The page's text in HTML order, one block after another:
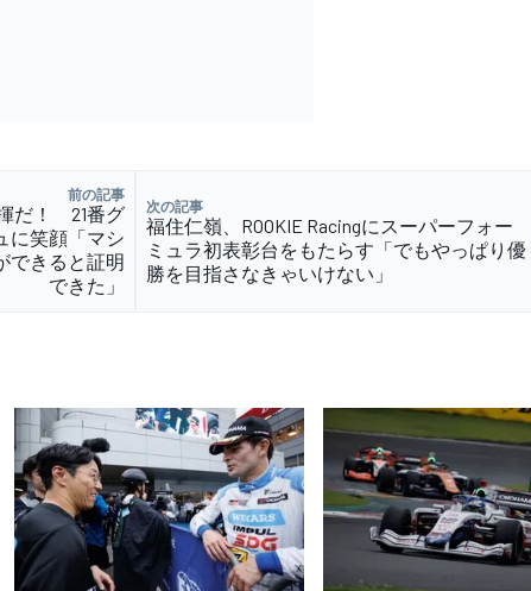
前の記事
だ！ 21番グ
に笑顔「マシ
できると証明
できた」
次の記事
福住仁嶺、ROOKIE Racingにスーパーフォー
ミュラ初表彰台をもたらす「でもやっぱり優
勝を目指さなきゃいけない」